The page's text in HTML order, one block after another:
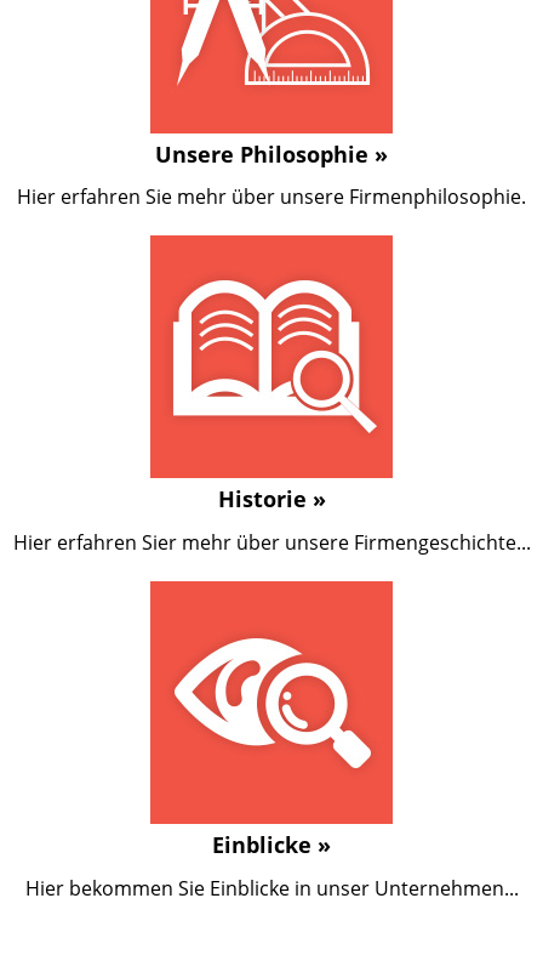
Unsere Philosophie »
Hier erfahren Sie mehr über unsere Firmenphilosophie.
Historie »
Hier erfahren Sier mehr über unsere Firmengeschichte...
Einblicke »
Hier bekommen Sie Einblicke in unser Unternehmen...